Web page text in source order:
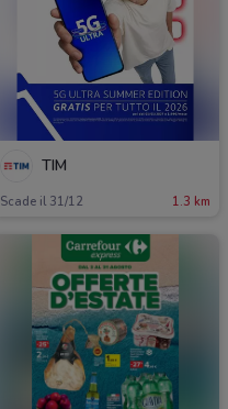
TIM
Scade il 31/12 1.3 km